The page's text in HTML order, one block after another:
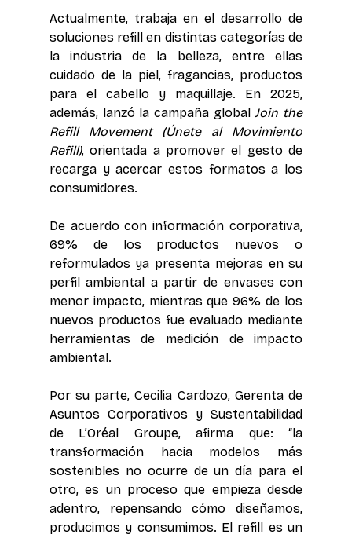
Actualmente, trabaja en el desarrollo de
soluciones refill en distintas categorías de
la industria de la belleza, entre ellas
cuidado de la piel, fragancias, productos
para el cabello y maquillaje. En 2025,
además, lanzó la campaña global Join the
Refill Movement (Únete al Movimiento
Refill), orientada a promover el gesto de
recarga y acercar estos formatos a los
consumidores.
De acuerdo con información corporativa,
69% de los productos nuevos o
reformulados ya presenta mejoras en su
perfil ambiental a partir de envases con
menor impacto, mientras que 96% de los
nuevos productos fue evaluado mediante
herramientas de medición de impacto
ambiental.
Por su parte, Cecilia Cardozo, Gerenta de
Asuntos Corporativos y Sustentabilidad
de L’Oréal Groupe, afirma que: “la
transformación hacia modelos más
sostenibles no ocurre de un día para el
otro, es un proceso que empieza desde
adentro, repensando cómo diseñamos,
producimos y consumimos. El refill es un